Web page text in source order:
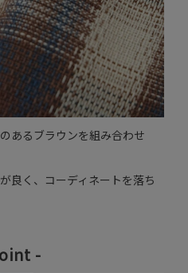
あるブラウンを組み合わせ
良く、コーディネートを落ち
-